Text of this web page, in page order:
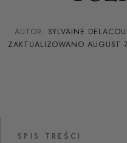
AUTOR: SYLVAINE
ZAKTUALIZOWANO AUGUST
SPIS TREŚCI